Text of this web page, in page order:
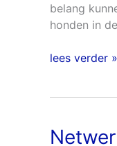
belang
honden in de
lees verder »
Netwerken